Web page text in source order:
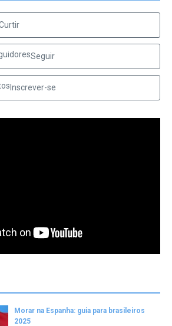
Seguir
Inscrever-se
Morar na Espanha: guia para brasileiros
2025